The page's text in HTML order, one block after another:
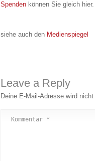
Spenden können Sie gleich hier.
siehe auch den Medienspiegel
Leave a Reply
Deine E-Mail-Adresse wird